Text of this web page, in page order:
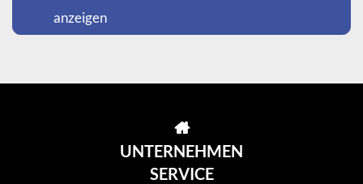
anzeigen
UNTERNEHMEN
SERVICE